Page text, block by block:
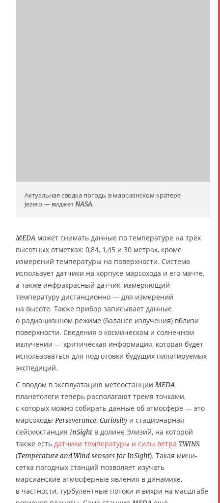
Актуальная сводка погоды в марсианском кратере
Jezero — виджетNASA.
MEDA может снимать данные по температуре на трёх
высотных отметках: 0,84, 1,45 и 30 метрах, кроме
измерений температуры на поверхности. Система
использует датчики на корпусе марсохода и его мачте,
а также инфракрасный датчик, измеряющий
температуру дистанционно — для измерений
на высоте. Также прибор записывает данные
о радиационном режиме (балансе излучения) вблизи
поверхности. Сведения о космическом и солнечном
излучении — критическая информация, которая будет
использоваться для подготовки будущих пилотируемых
экспедиций.
С вводом в эксплуатацию метеостанции MEDA
планетологи теперь располагают тремя точками,
с которых можно собирать данные об атмосфере — это
марсоходы Perseverance, Curiosity и стационарная
сейсмостанция InSight в долине Элизий, на которой
также есть датчики температуры и силы ветра TWINS
(Temperature and Wind sensors for InSight). Такая мини-
сетка погодных станций позволяет изучать
марсианские атмосферные явления в динамике,
в частности, турбулентные потоки и вихри на масштабе